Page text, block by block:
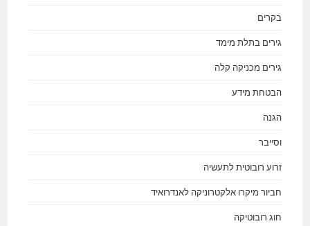
בקרים
גירים בתלת מימד
גירים מכניקה קלה
הבטחת מידע
הגנה
וסייבר
זרוע רובוטית לתעשיה
חביור מיקרו אלקטרוניקה לאנדרואיד
חוג רובוטיקה